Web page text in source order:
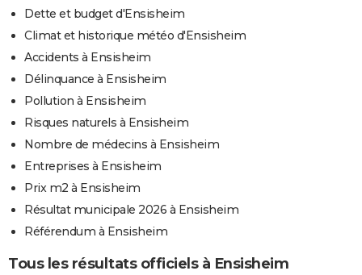
Dette et budget d'Ensisheim
Climat et historique météo d'Ensisheim
Accidents à Ensisheim
Délinquance à Ensisheim
Pollution à Ensisheim
Risques naturels à Ensisheim
Nombre de médecins à Ensisheim
Entreprises à Ensisheim
Prix m2 à Ensisheim
Résultat municipale 2026 à Ensisheim
Référendum à Ensisheim
Tous les résultats officiels à Ensisheim